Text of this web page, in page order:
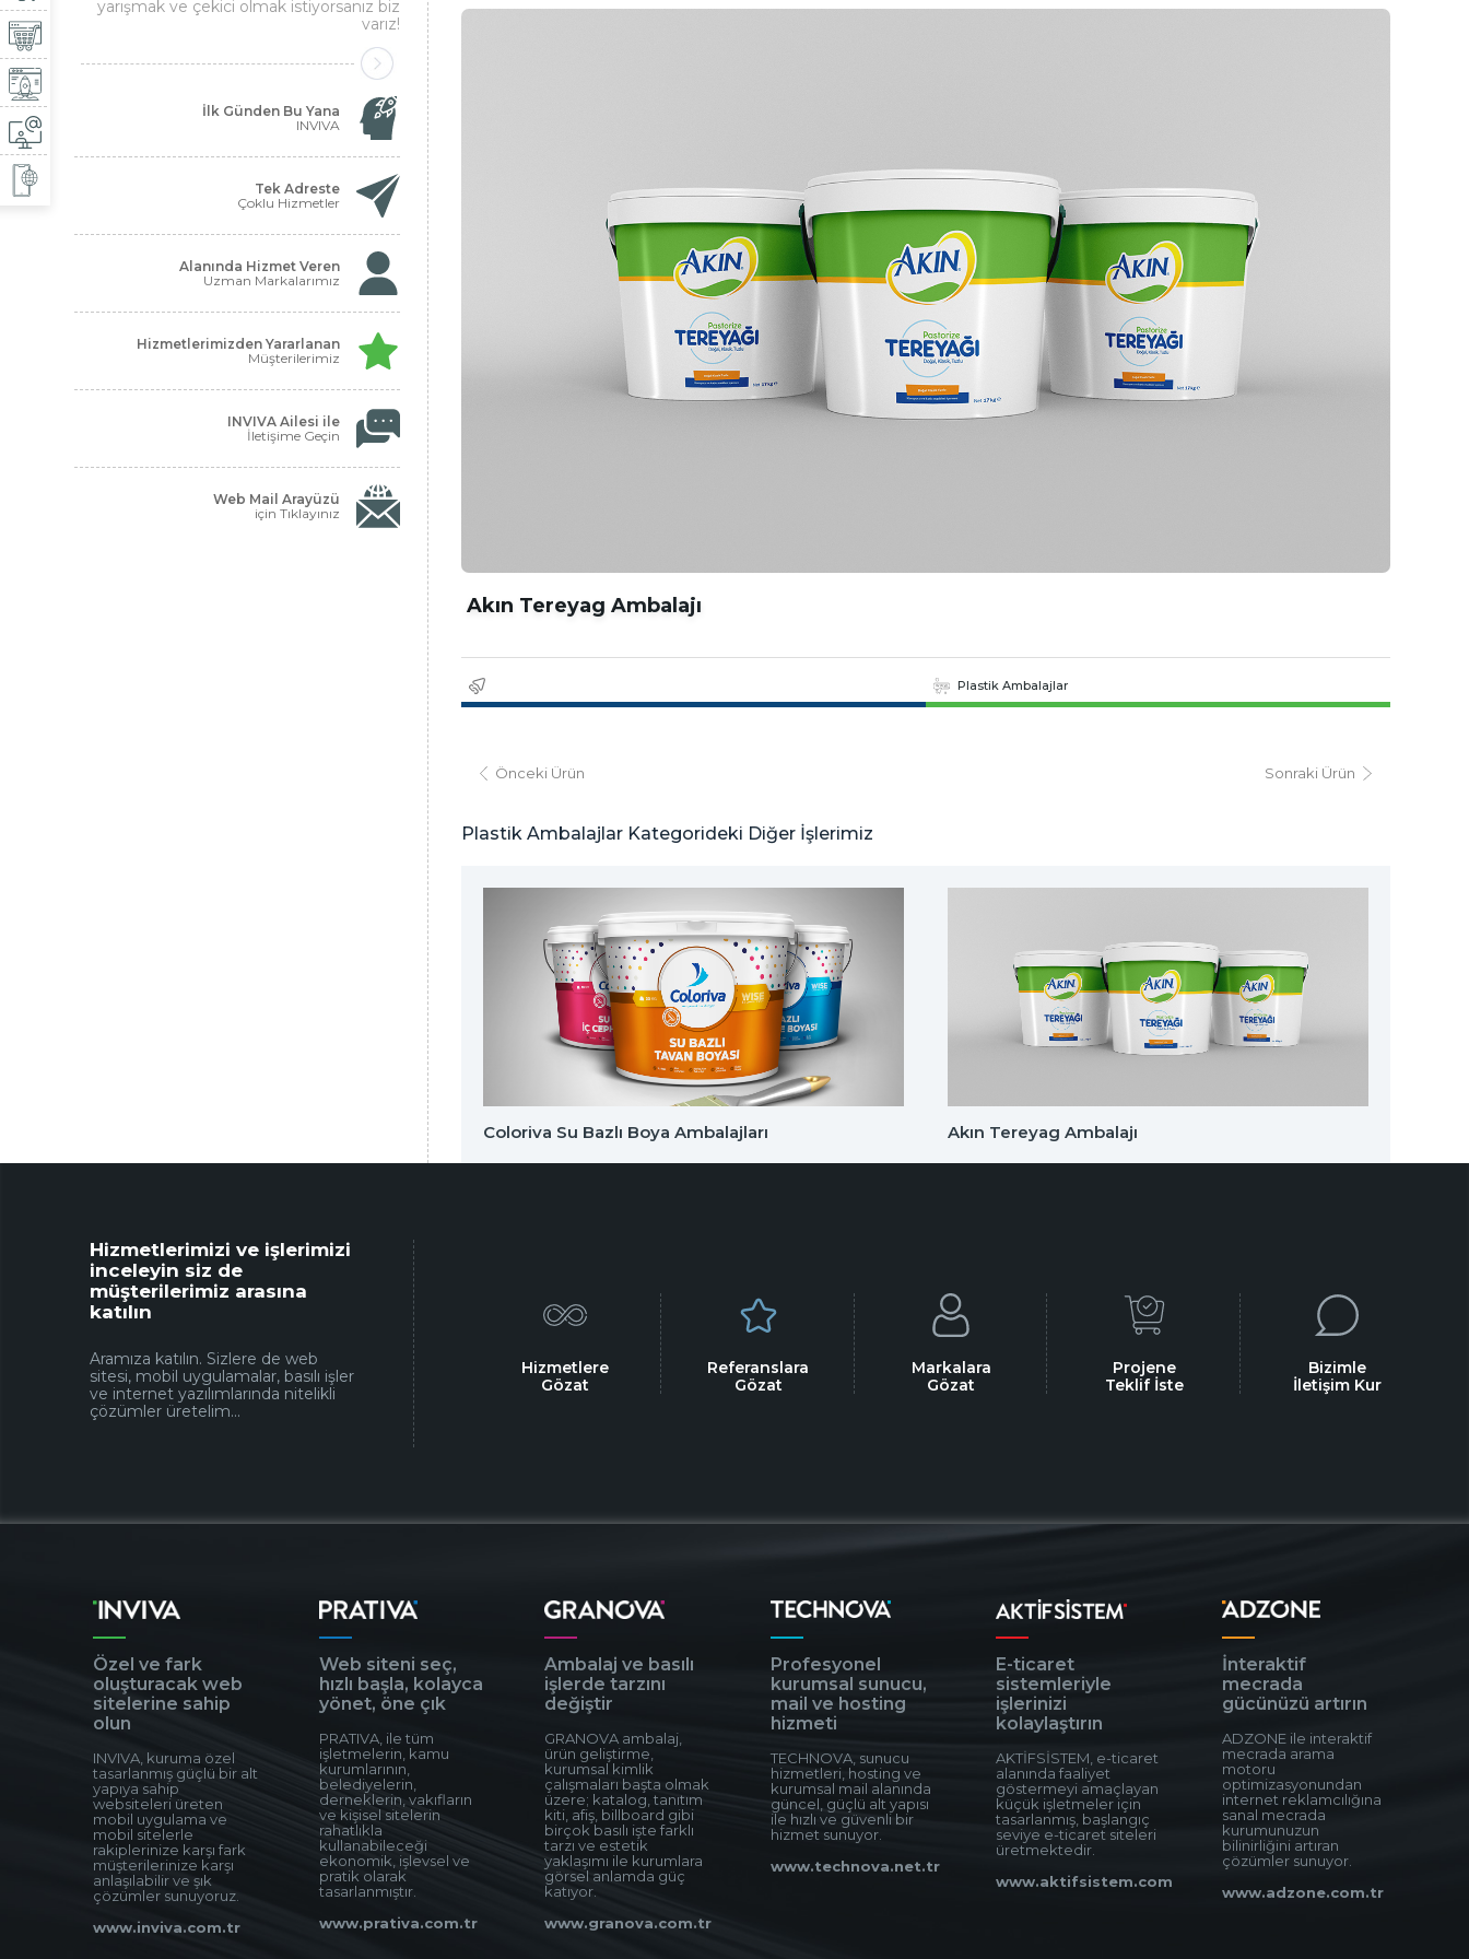
yarışmak ve çekici olmak istiyorsanız biz
varız!
İlk Günden Bu Yana
INVIVA
Tek Adreste
Çoklu Hizmetler
Alanında Hizmet Veren
Uzman Markalarımız
Hizmetlerimizden Yararlanan
Müşterilerimiz
INVIVA Ailesi ile
İletişime Geçin
Web Mail Arayüzü
için Tıklayınız
Akın Tereyag Ambalajı
Plastik Ambalajlar
Önceki Ürün Sonraki Ürün
Plastik Ambalajlar Kategorideki Diğer İşlerimiz
Coloriva Su Bazlı Boya Ambalajları Akın Tereyag Ambalajı
Hizmetlerimizi ve işlerimizi
inceleyin siz de
müşterilerimiz arasına
katılın
Aramıza katılın. Sizlere de web
sitesi, mobil uygulamalar, basılı işler
ve internet yazılımlarında nitelikli
çözümler üretelim...
Hizmetlere
Gözat
Referanslara
Gözat
Markalara
Gözat
Projene
Teklif İste
Bizimle
İletişim Kur
Özel ve fark
oluşturacak web
sitelerine sahip
olun
INVIVA, kuruma özel
tasarlanmış güçlü bir alt
yapıya sahip
websiteleri üreten
mobil uygulama ve
mobil sitelerle
rakiplerinize karşı fark
müşterilerinize karşı
anlaşılabilir ve şık
çözümler sunuyoruz.
www.inviva.com.tr
Web siteni seç,
hızlı başla, kolayca
yönet, öne çık
PRATIVA, ile tüm
işletmelerin, kamu
kurumlarının,
belediyelerin,
derneklerin, vakıfların
ve kişisel sitelerin
rahatlıkla
kullanabileceği
ekonomik, işlevsel ve
pratik olarak
tasarlanmıştır.
www.prativa.com.tr
Ambalaj ve basılı
işlerde tarzını
değiştir
GRANOVA ambalaj,
ürün geliştirme,
kurumsal kimlik
çalışmaları başta olmak
üzere; katalog, tanıtım
kiti, afiş, billboard gibi
birçok basılı işte farklı
tarzı ve estetik
yaklaşımı ile kurumlara
görsel anlamda güç
katıyor.
www.granova.com.tr
Profesyonel
kurumsal sunucu,
mail ve hosting
hizmeti
TECHNOVA, sunucu
hizmetleri, hosting ve
kurumsal mail alanında
güncel, güçlü alt yapısı
ile hızlı ve güvenli bir
hizmet sunuyor.
www.technova.net.tr
E-ticaret
sistemleriyle
işlerinizi
kolaylaştırın
AKTİFSİSTEM, e-ticaret
alanında faaliyet
göstermeyi amaçlayan
küçük işletmeler için
tasarlanmış, başlangıç
seviye e-ticaret siteleri
üretmektedir.
www.aktifsistem.com
İnteraktif
mecrada
gücünüzü artırın
ADZONE ile interaktif
mecrada arama
motoru
optimizasyonundan
internet reklamcılığına
sanal mecrada
kurumunuzun
bilinirliğini artıran
çözümler sunuyor.
www.adzone.com.tr